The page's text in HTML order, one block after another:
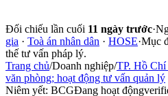
Đối chiếu lần cuối 11 ngày trước·
gia · Toà án nhân dân · HOSE·Mục
thế tư vấn pháp lý.
Trang chủ/Doanh nghiệp/TP. Hồ
văn phòng; hoạt động tư vấn quản lý
Niêm yết: BCGĐang hoạt động